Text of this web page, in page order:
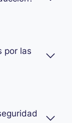
por las